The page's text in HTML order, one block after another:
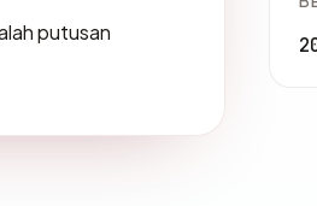
putusan